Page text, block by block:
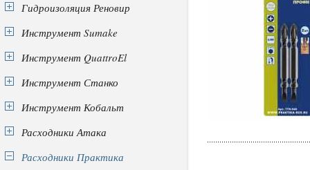
Гидроизоляция Реновир
Инструмент Sumake
Инструмент QuattroEl
Инструмент Станко
Инструмент Кобальт
Расходники Атака
Расходники Практика